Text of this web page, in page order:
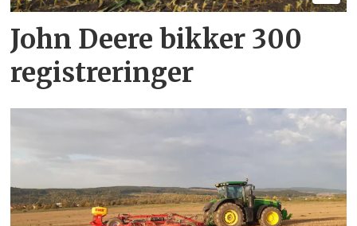
John Deere bikker 300
registreringer